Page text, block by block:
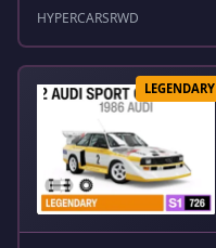
HYPERCARSRWD
LEGENDARY